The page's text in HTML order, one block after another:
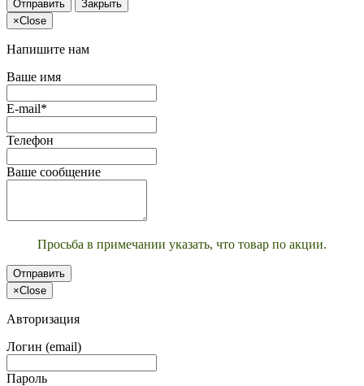
Отправить
Закрыть
×Close
Напишите нам
Ваше имя
E-mail*
Телефон
Ваше сообщение
Просьба в примечании указать, что товар по акции.
Отправить
×Close
Авторизация
Логин (email)
Пароль